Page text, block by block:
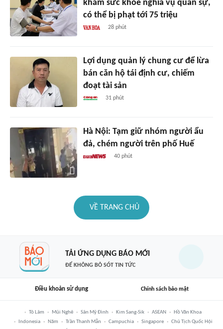
khám sức khỏe nghĩa vụ quân sự,
có thể bị phạt tới 75 triệu
28 phút
Lợi dụng quản lý chung cư để lừa
bán căn hộ tái định cư, chiếm
đoạt tài sản
31 phút
Hà Nội: Tạm giữ nhóm người ẩu
đả, chém người trên phố Huế
40 phút
VỀ TRANG CHỦ
TẢI ỨNG DỤNG BÁO MỚI
ĐỂ KHÔNG BỎ SÓT TIN TỨC
Điều khoản sử dụng Chính sách bảo mật
Tô Lâm Mũi Nghê Sân Mỹ Đình Kim Sang-Sik ASEAN
Hồ Văn Khoa
Indonesia
Năm Trần Thanh Mẫn Campuchia Singapore
Chủ Tịch Quốc Hội